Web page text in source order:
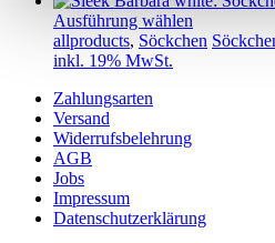
Ausführung wählen
allproducts, Söckchen
inkl. 19% MwSt.
Zahlungsarten
Versand
Widerrufsbelehrung
AGB
Jobs
Impressum
Datenschutzerklärung